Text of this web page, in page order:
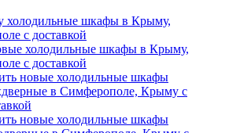
холодильные шкафы в Крыму,
с доставкой
холодильные шкафы в Крыму,
с доставкой
новые холодильные шкафы
в Симферополе, Крыму с
новые холодильные шкафы